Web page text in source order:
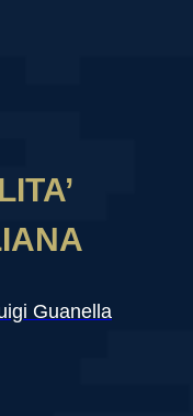
Guanella